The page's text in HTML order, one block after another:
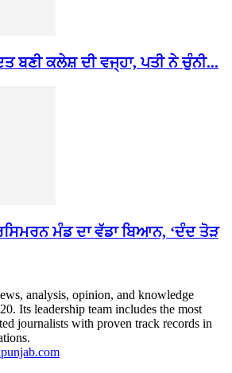
ਬਣੀ ਕਲੇਸ਼ ਦੀ ਵਜ੍ਹਾ, ਪਤੀ ਨੇ ਚੁੰਨੀ...
ਮੰਡ ਦਾ ਵੱਡਾ ਬਿਆਨ, ‘ਦੰਦ ਤੋੜ
analysis, opinion, and knowledge
Its leadership team includes the most
journalists with proven track records in